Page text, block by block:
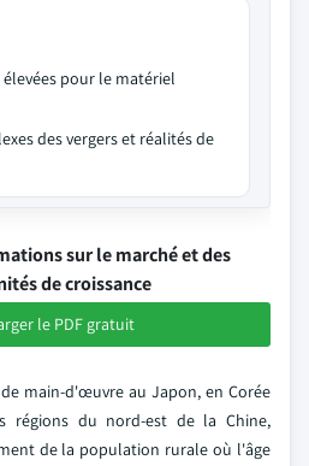
pour le matériel
des vergers et réalités de
sur le marché et des
de croissance
le PDF gratuit
main-d'œuvre au Japon, en Corée
régions du nord-est de la Chine,
de la population rurale où l'âge